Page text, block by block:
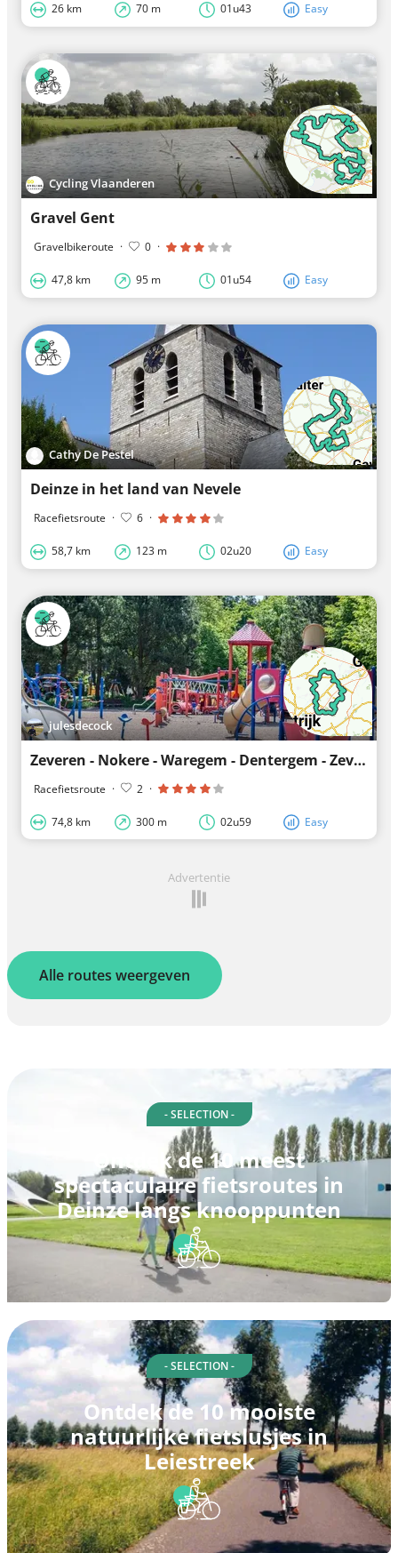
26 km 70 m 01u43 Easy
Cycling Vlaanderen
Gravel Gent
Gravelbikeroute · 0 ·
47,8 km 95 m 01u54 Easy
Cathy De Pestel
Deinze in het land van Nevele
Racefietsroute · 6 ·
58,7 km 123 m 02u20 Easy
julesdecock
Zeveren - Nokere - Waregem - Dentergem - Zeveren
Racefietsroute · 2 ·
74,8 km 300 m 02u59 Easy
Advertentie
Alle routes weergeven
- SELECTION -
Ontdek de 10 meest
spectaculaire fietsroutes in
Deinze langs knooppunten
- SELECTION -
Ontdek de 10 mooiste
natuurlijke fietslusjes in
Leiestreek